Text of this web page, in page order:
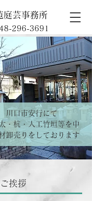
庭芸事務所
296-3691
川口市安行にて
・杭・人工竹垣等を中
卸売りをしております​
​ご挨拶